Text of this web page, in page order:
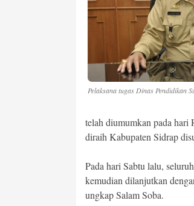
Pelaksana tugas Dinas Pendidikan
telah diumumkan pada hari
diraih Kabupaten Sidrap
Pada hari Sabtu lalu,
kemudian dilanjutkan
ungkap Salam Soba.